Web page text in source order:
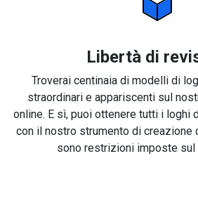
Libertà di
Troverai centinaia di modelli di
straordinari e appariscenti sul
online. E sì, puoi ottenere tutti i loghi
con il nostro strumento di creazione
sono restrizioni imposte